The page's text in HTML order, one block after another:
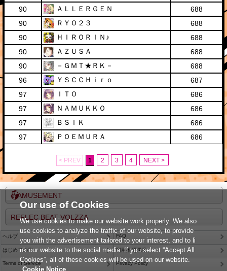
90
ＡＬＬＥＲＧＥＮ
688
90
ＲＹＯ２３
688
90
ＨＩＲＯＲＩＮ♪
688
90
ＡＺＵＳＡ
688
90
－ＧＭＴ★ＲＫ－
688
96
ＹＳＣＣＨｉｒｏ
687
97
ＩＴＯ
686
97
ＮＡＭＵＫＫＯ
686
97
ＢＳＩＫ
686
97
ＰＯＥＭＵＲＡ 686
< PREV 1 2 3 4 NEXT >
e-AMUSEMENT
REFLEC BEAT VOLZZA
ヘルプ FAQ
はじめての方 利用推奨環境
Terms of Service Privacy Policy
Our use of Cookies
We use cookies to make our website work properly. We also
use cookies to analyze the traffic of our website, to provide
you with the advertisement tailored to your interest, and to li
nk our website to the social media. If you select “Accept All
Cookies”, all of these cookies will be used on our website.
Cookie Notice